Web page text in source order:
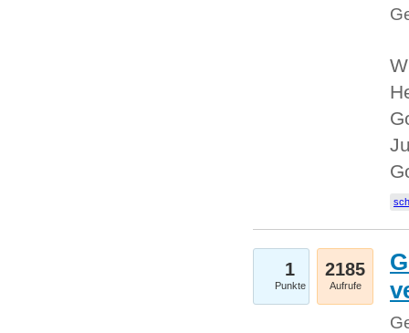
1
Punkte
2185
Aufrufe